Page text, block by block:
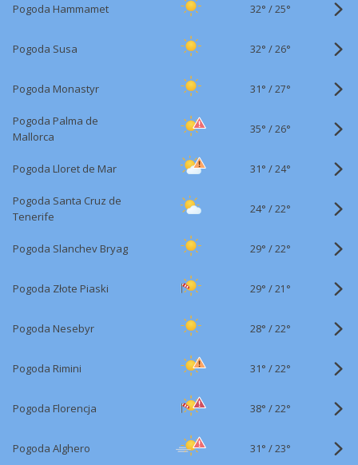
Pogoda Hammamet 32° /25°
Pogoda Susa 32° /26°
Pogoda Monastyr 31° /27°
Pogoda Palma de
Mallorca
35° /26°
Pogoda Lloret de Mar 31° /24°
Pogoda Santa Cruz de
Tenerife
24° /22°
Pogoda Slanchev Bryag 29° /22°
Pogoda Złote Piaski 29° /21°
Pogoda Nesebyr 28° /22°
Pogoda Rimini 31° /22°
Pogoda Florencja 38° /22°
Pogoda Alghero 31° /23°